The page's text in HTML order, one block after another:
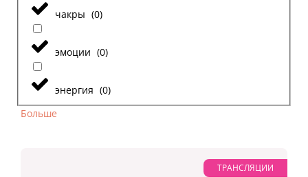
чакры (0)
эмоции (0)
энергия (0)
Больше
ТРАНСЛЯЦИИ